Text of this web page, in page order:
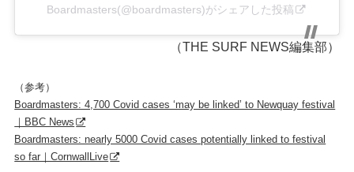
Boardmasters(@boardmasters)がシェアした投稿
（THE SURF NEWS編集部）
（参考）
Boardmasters: 4,700 Covid cases ‘may be linked’ to Newquay festival
｜BBC News
Boardmasters: nearly 5000 Covid cases potentially linked to festival
so far｜CornwallLive